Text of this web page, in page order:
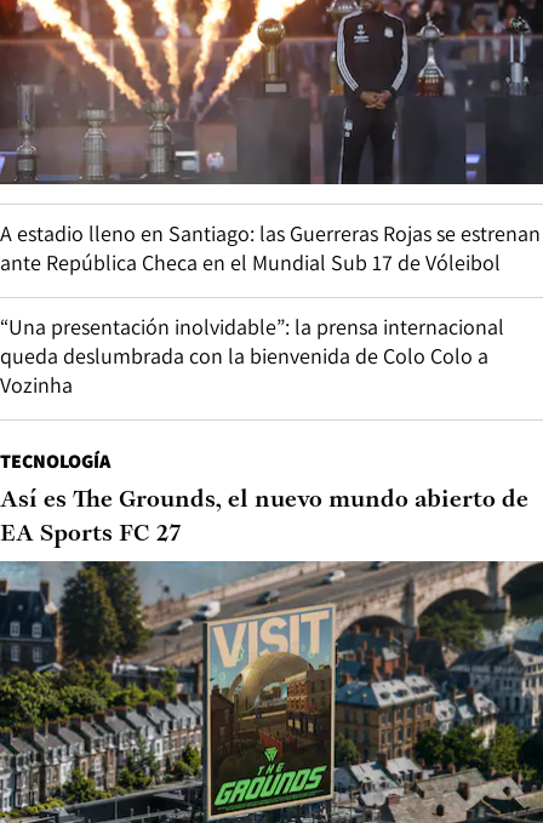
A estadio lleno en Santiago: las Guerreras Rojas se estrenan
ante República Checa en el Mundial Sub 17 de Vóleibol
“Una presentación inolvidable”: la prensa internacional
queda deslumbrada con la bienvenida de Colo Colo a
Vozinha
TECNOLOGÍA
Así es The Grounds, el nuevo mundo abierto de
EA Sports FC 27